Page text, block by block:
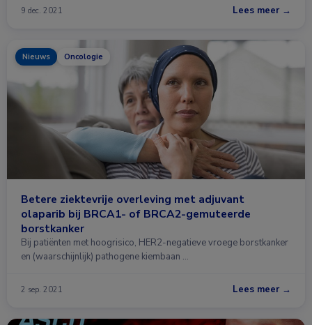
9 dec. 2021 Lees meer →
Nieuws Oncologie
Betere ziektevrije overleving met adjuvant
olaparib bij BRCA1- of BRCA2-gemuteerde
borstkanker
Bij patiënten met hoogrisico, HER2-negatieve vroege borstkanker
en (waarschijnlijk) pathogene kiembaan …
2 sep. 2021 Lees meer →